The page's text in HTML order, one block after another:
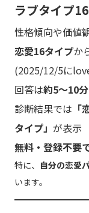
ラブタイプ
性格傾向や価値
恋愛16タイプか
(2025/12/5に
回答は約5〜10
診断結果では
タイプ」 が表示
無料・登録不要
特に、 自分の恋愛
います。